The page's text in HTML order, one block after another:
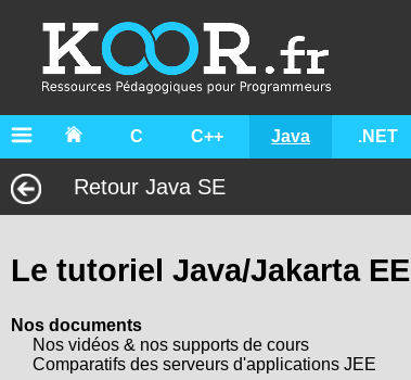
C C++ Java .NET
Retour Java SE
Le tutoriel Java/Jakarta EE
Nos documents
Nos vidéos & nos supports de cours
Comparatifs des serveurs d'applications JEE